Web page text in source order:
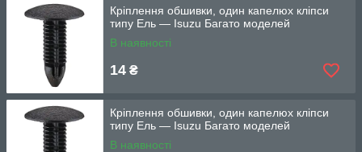
Кріплення обшивки, один капелюх кліпси
типу Ель — Isuzu Багато моделей
В наявності
14 ₴
Кріплення обшивки, один капелюх кліпси
типу Ель — Isuzu Багато моделей
В наявності